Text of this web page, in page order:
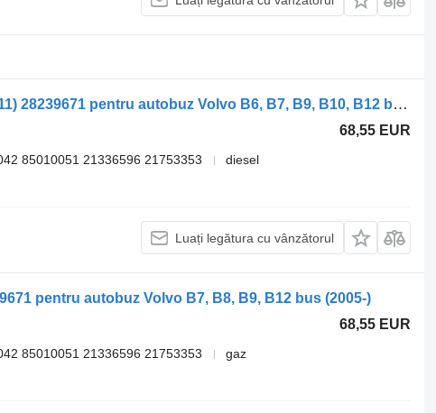
Autoradio Volvo B12B (01.97-12.11) 28239671 pentru autobuz Volvo B6, B7, B9, B10, B12 bus (1978-2011)
68,55 EUR
85010051 21336596 21753353
diesel
Luați legătura cu vânzătorul
pentru autobuz Volvo B7, B8, B9, B12 bus (2005-)
68,55 EUR
85010051 21336596 21753353
gaz